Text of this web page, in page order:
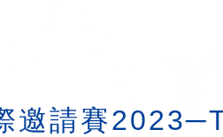
邀請賽